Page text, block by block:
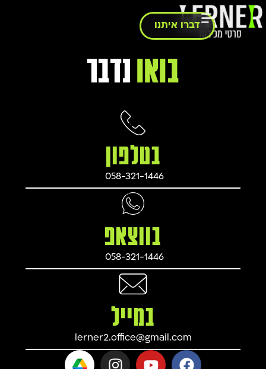
דברו איתנו
בואונדבר
בטלפון
בווצאפ
במייל
lerner2.office@gmail.com